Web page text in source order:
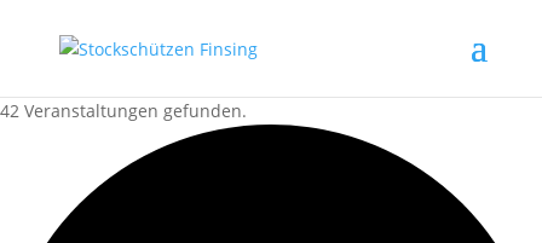
42 Veranstaltungen gefunden.